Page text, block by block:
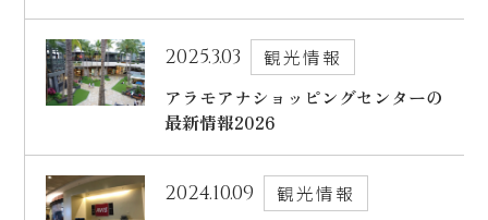
2025.3.03
観光情報
アラモアナショッピングセンターの
最新情報2026
2024.10.09
観光情報
宿泊予約のみのお客様
シェラトン・ワイキキ・ビーチリゾート
ロイヤルハワイアン ラグジュアリーコレクションリゾート
モアナサーフライダー ウェスティンリゾート&スパ
シェラトン プリンセス・カイウラニ
ご予約内容の確認・キャンセル